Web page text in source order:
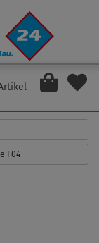
F04